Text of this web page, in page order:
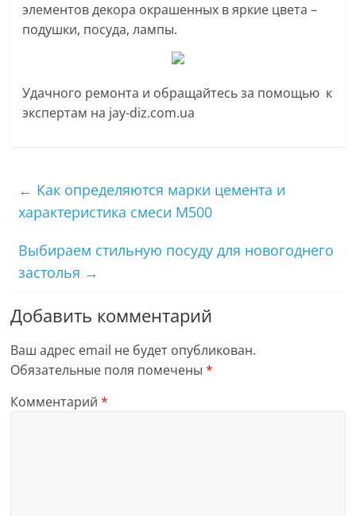
элементов декора окрашенных в яркие цвета –
подушки, посуда, лампы.
Удачного ремонта и обращайтесь за помощью к
экспертам на jay-diz.com.ua
← Как определяются марки цемента и
характеристика смеси М500
Выбираем стильную посуду для новогоднего
застолья →
Добавить комментарий
Ваш адрес email не будет опубликован.
Обязательные поля помечены*
Комментарий*